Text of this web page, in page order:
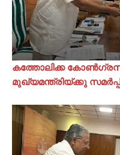
കത്തോലിക്ക
മുഖ്യമന്ത്രിയ്ക്കു